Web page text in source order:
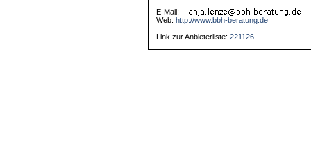
E-Mail:
Web: http://www.bbh-beratung.de
Link zur Anbieterliste:221126